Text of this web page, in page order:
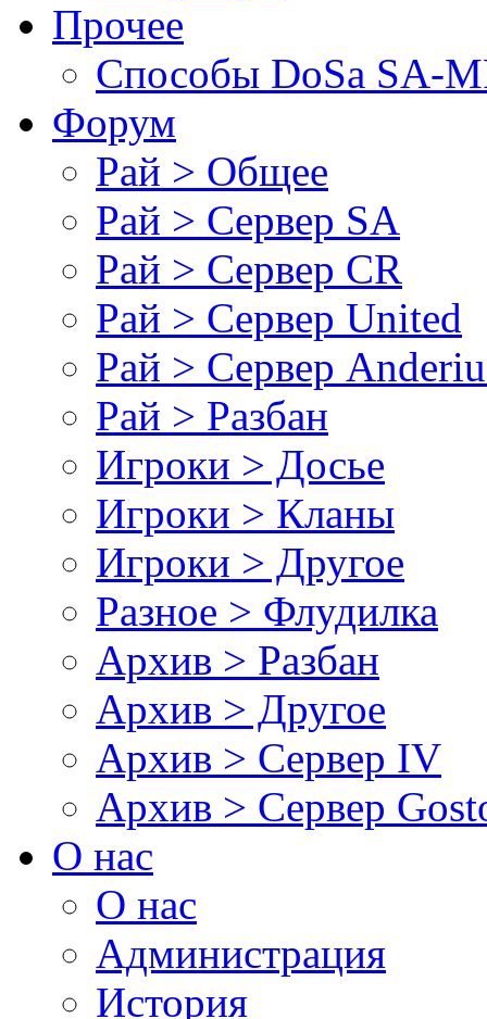
Прочее
Cпособы DoSа SA-
Форум
Рай > Общее
Рай > Сервер SA
Рай > Сервер CR
Рай > Сервер United
Рай > Сервер
Рай > Разбан
Игроки > Досье
Игроки > Кланы
Игроки > Другое
Разное > Флудилка
Архив > Разбан
Архив > Другое
Архив > Сервер IV
Архив > Сервер
О нас
О нас
Администрация
История